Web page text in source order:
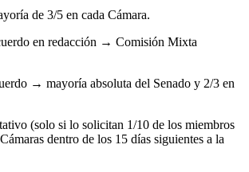
de 3/5 en cada Cámara.
en redacción → Comisión Mixta
→ mayoría absoluta del Senado y 2/3 en
(solo si lo solicitan 1/10 de los miembros
dentro de los 15 días siguientes a la